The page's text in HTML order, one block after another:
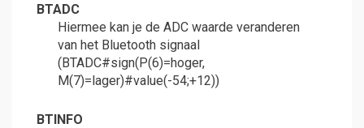
BTADC
Hiermee kan je de ADC waarde veranderen
van het Bluetooth signaal
(BTADC#sign(P(6)=hoger,
M(7)=lager)#value(-54;+12))
BTINFO